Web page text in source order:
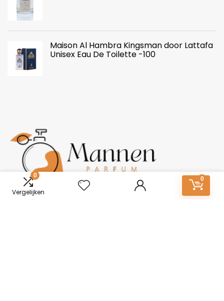
0
Vergelijken
0
Maison Al Hambra Kingsman door Lattafa
Unisex Eau De Toilette -100